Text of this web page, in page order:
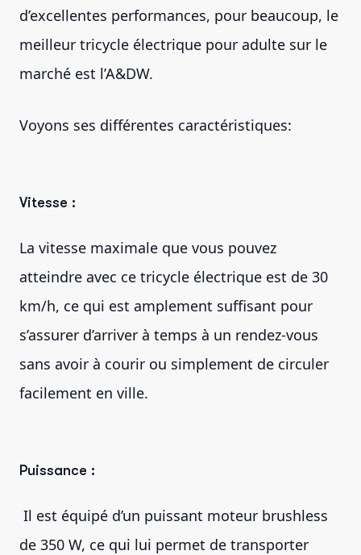
d’excellentes performances, pour beaucoup, le
meilleur tricycle électrique pour adulte sur le
marché est l’A&DW.
Voyons ses différentes caractéristiques:
Vitesse :
La vitesse maximale que vous pouvez
atteindre avec ce tricycle électrique est de 30
km/h, ce qui est amplement suffisant pour
s’assurer d’arriver à temps à un rendez-vous
sans avoir à courir ou simplement de circuler
facilement en ville.
Puissance :
Il est équipé d’un puissant moteur brushless
de 350 W, ce qui lui permet de transporter